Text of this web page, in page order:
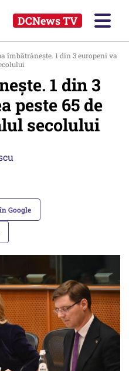
DCNews TV
îmbătrânește. 1 din 3 europeni va
1 din 3
peste 65 de
secolului
Google